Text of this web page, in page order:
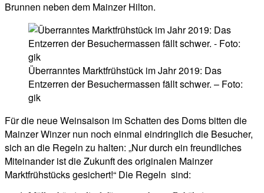
Brunnen neben dem Mainzer Hilton.
Überranntes Marktfrühstück im Jahr 2019: Das
Entzerren der Besuchermassen fällt schwer. – Foto:
gik
Für die neue Weinsaison im Schatten des Doms bitten die
Mainzer Winzer nun noch einmal eindringlich die Besucher,
sich an die Regeln zu halten: „Nur durch ein freundliches
Miteinander ist die Zukunft des originalen Mainzer
Marktfrühstücks gesichert!“ Die Regeln sind: